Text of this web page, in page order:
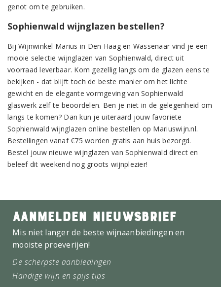
genot om te gebruiken.
Sophienwald wijnglazen bestellen?
Bij Wijnwinkel Marius in Den Haag en Wassenaar vind je een
mooie selectie wijnglazen van Sophienwald, direct uit
voorraad leverbaar. Kom gezellig langs om de glazen eens te
bekijken - dat blijft toch de beste manier om het lichte
gewicht en de elegante vormgeving van Sophienwald
glaswerk zelf te beoordelen. Ben je niet in de gelegenheid om
langs te komen? Dan kun je uiteraard jouw favoriete
Sophienwald wijnglazen online bestellen op Mariuswijn.nl.
Bestellingen vanaf €75 worden gratis aan huis bezorgd.
Bestel jouw nieuwe wijnglazen van Sophienwald direct en
beleef dit weekend nog groots wijnplezier!
AANMELDEN NIEUWSBRIEF
Mis niet langer de beste wijnaanbiedingen en
mooiste proeverijen!
De scherpste aanbiedingen
Handige wijn en spijs tips